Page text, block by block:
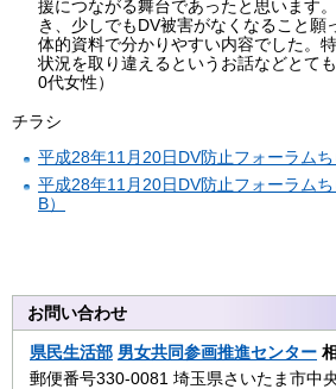
援につながる舞台であったと思います
き、少しでもDV被害がなくなること願
体的資料で分かりやすい内容でした。
状況を取り違えるというお話などとて
0代女性）
チラシ
平成28年11月20日DV防止フォーラムち
平成28年11月20日DV防止フォーラム
B）
お問い合わせ
県民生活部 男女共同参画推進センター
郵便番号330-0081 埼玉県さいたま市中